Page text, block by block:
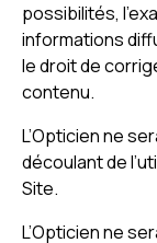
possibilités,
informations
le droit de
contenu.
L’Opticien ne
découlant de
Site.
L’Opticien ne